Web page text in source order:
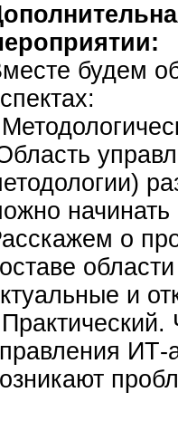
будем
начинать
о
и
ИТ-